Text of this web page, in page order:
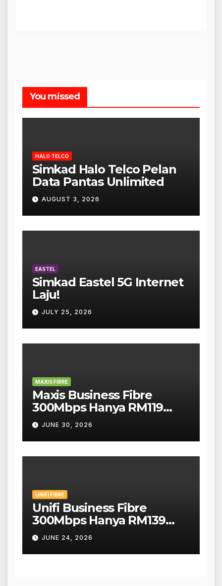
You missed
HALO TELCO
Simkad Halo Telco Pelan
Data Pantas Unlimited
AUGUST 3, 2026
EASTEL
Simkad Eastel 5G Internet
Laju!
JULY 25, 2026
MAXIS FIBRE
Maxis Business Fibre
300Mbps Hanya RM119
Sebulan!
JUNE 30, 2026
UNIFI FIBRE
Unifi Business Fibre
300Mbps Hanya RM139
Sebulan!
JUNE 24, 2026